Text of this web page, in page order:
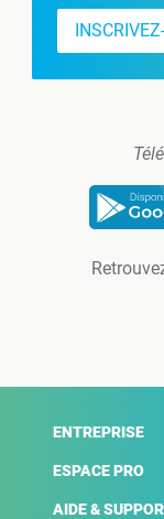
ENTREPRISE
ESPACE PRO
AIDE &